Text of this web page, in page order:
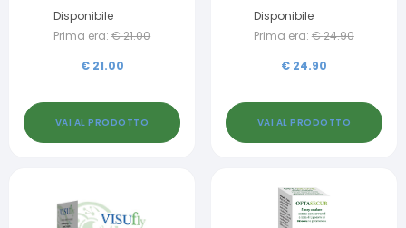
Disponibile
Prima era: €21.00
€ 21.00
VAI AL PRODOTTO
Disponibile
Prima era: €24.90
€ 24.90
VAI AL PRODOTTO